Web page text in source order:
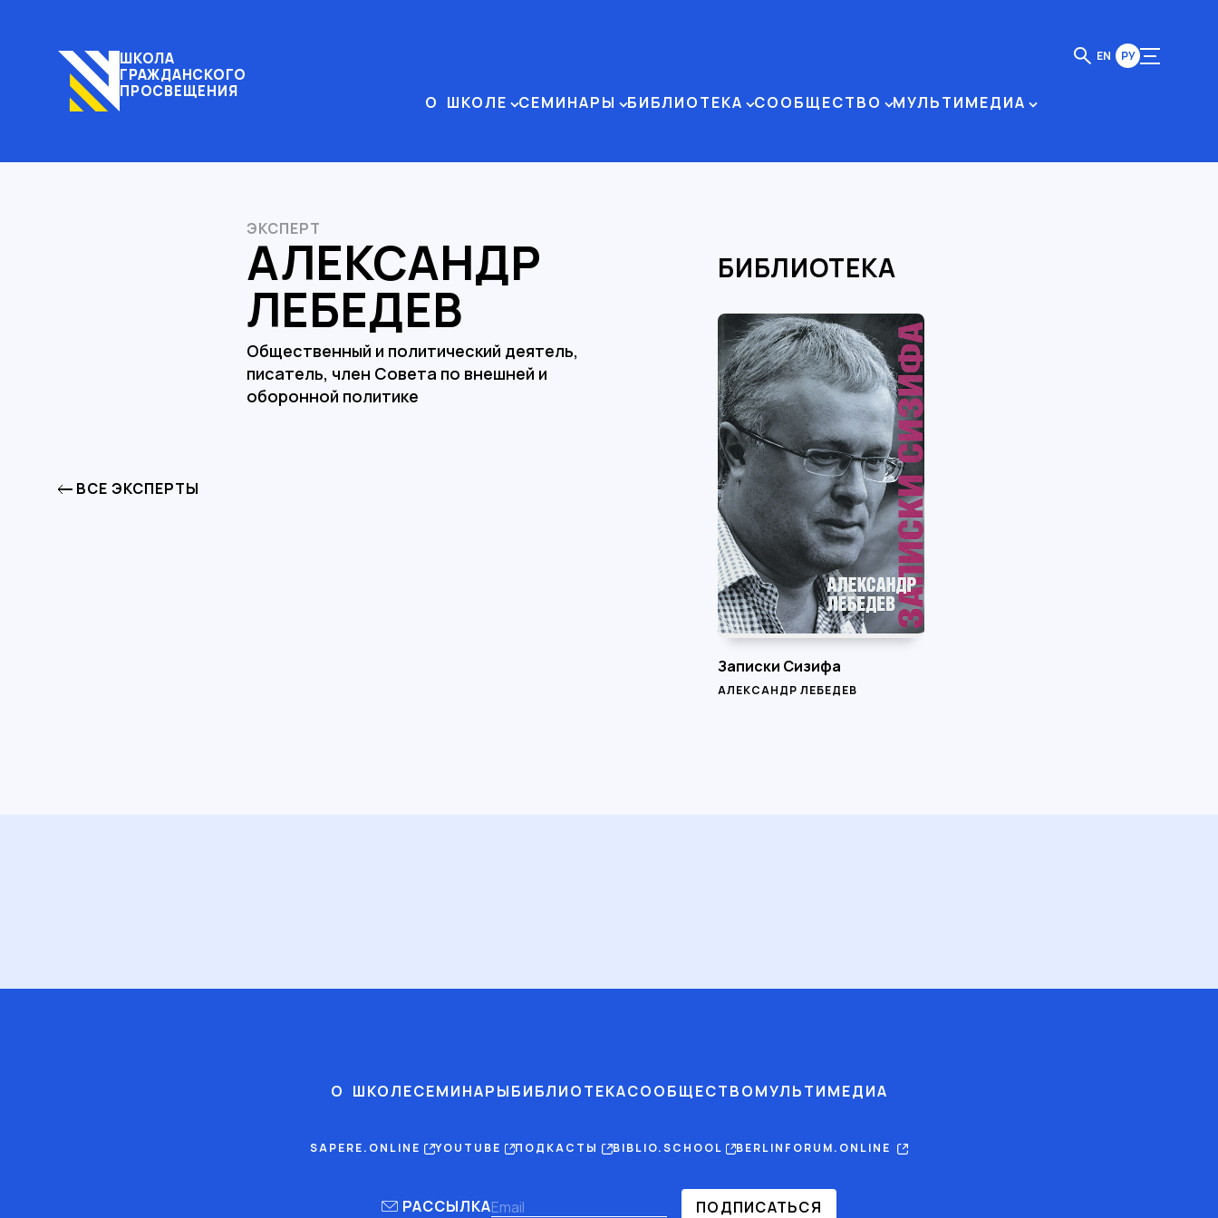
ШКОЛА
ГРАЖДАНСКОГО
ПРОСВЕЩЕНИЯ
О ШКОЛЕ СЕМИНАРЫ БИБЛИОТЕКА СООБЩЕСТВО МУЛЬТИМЕДИА
EN РУ
ЭКСПЕРТ
АЛЕКСАНДР
ЛЕБЕДЕВ
Общественный и политический деятель,
писатель, член Совета по внешней и
оборонной политике
ВСЕ ЭКСПЕРТЫ
БИБЛИОТЕКА
Записки Сизифа
АЛЕКСАНДР ЛЕБЕДЕВ
О ШКОЛЕСЕМИНАРЫБИБЛИОТЕКАСООБЩЕСТВОМУЛЬТИМЕДИА
SAPERE.ONLINE YOUTUBE ПОДКАСТЫ BIBLIO.SCHOOL BERLINFORUM.ONLINE
РАССЫЛКА ПОДПИСАТЬСЯ